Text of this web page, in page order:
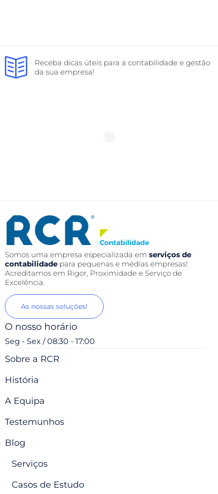
Receba dicas úteis para a contabilidade e gestão
da sua empresa!
Somos uma empresa especializada em serviços de
contabilidade para pequenas e médias empresas!
Acreditamos em Rigor, Proximidade e Serviço de
Excelência.
As nossas soluções!
O nosso horário
Seg - Sex / 08:30 - 17:00
Sobre a RCR
História
A Equipa
Testemunhos
Blog
Serviços
Casos de Estudo